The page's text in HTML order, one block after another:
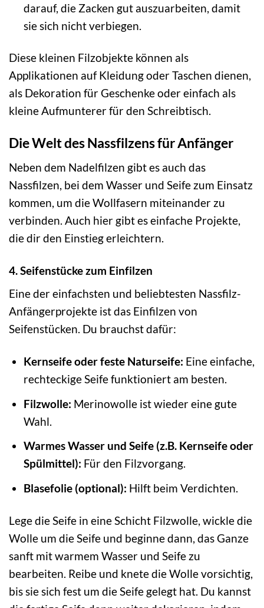
darauf, die Zacken gut auszuarbeiten, damit
sie sich nicht verbiegen.
Diese kleinen Filzobjekte können als
Applikationen auf Kleidung oder Taschen dienen,
als Dekoration für Geschenke oder einfach als
kleine Aufmunterer für den Schreibtisch.
Die Welt des Nassfilzens für Anfänger
Neben dem Nadelfilzen gibt es auch das
Nassfilzen, bei dem Wasser und Seife zum Einsatz
kommen, um die Wollfasern miteinander zu
verbinden. Auch hier gibt es einfache Projekte,
die dir den Einstieg erleichtern.
4. Seifenstücke zum Einfilzen
Eine der einfachsten und beliebtesten Nassfilz-
Anfängerprojekte ist das Einfilzen von
Seifenstücken. Du brauchst dafür:
Kernseife oder feste Naturseife: Eine einfache,
rechteckige Seife funktioniert am besten.
Filzwolle: Merinowolle ist wieder eine gute
Wahl.
Warmes Wasser und Seife (z.B. Kernseife oder
Spülmittel): Für den Filzvorgang.
Blasefolie (optional): Hilft beim Verdichten.
Lege die Seife in eine Schicht Filzwolle, wickle die
Wolle um die Seife und beginne dann, das Ganze
sanft mit warmem Wasser und Seife zu
bearbeiten. Reibe und knete die Wolle vorsichtig,
bis sie sich fest um die Seife gelegt hat. Du kannst